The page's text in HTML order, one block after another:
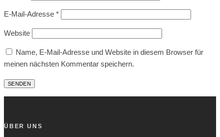
E-Mail-Adresse *
Website
Name, E-Mail-Adresse und Website in diesem Browser für
meinen nächsten Kommentar speichern.
ÜBER UNS